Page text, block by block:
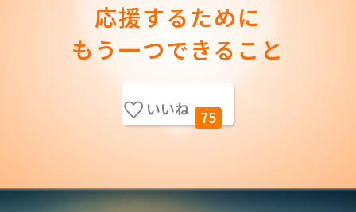
応援するために
もう一つできること
いいね 75